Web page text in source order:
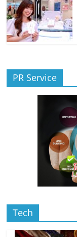
PR Service
Tech